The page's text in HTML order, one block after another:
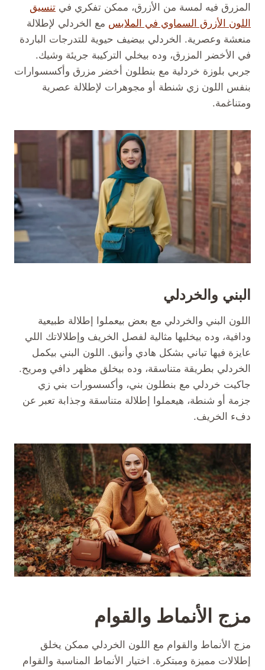
المزرق فيه لمسة من الأزرق، ممكن تفكري في تنسيق
اللون الأزرق السماوي في الملابس مع الخردلي لإطلالة
منعشة وعصرية. الخردلي بيضيف حيوية للتدرجات الباردة
في الأخضر المزرق، وده بيخلي التركيبة جريئة وشيك.
جربي بلوزة خردلية مع بنطلون أخضر مزرق وأكسسوارات
بنفس اللون زي شنطة أو مجوهرات لإطلالة عصرية
ومتناغمة.
البني والخردلي
اللون البني والخردلي مع بعض بيعملوا إطلالة طبيعية
ودافية، وده بيخليها مثالية لفصل الخريف وإطلالاتك اللي
عايزة فيها تباني بشكل هادي وأنيق. اللون البني بيكمل
الخردلي بطريقة متناسقة، وده بيخلق مظهر دافي ومريح.
جاكيت خردلي مع بنطلون بني، وأكسسورات بني زي
جزمة أو شنطة، هيعملوا إطلالة متناسقة وجذابة تعبر عن
دفء الخريف.
مزج الأنماط والقوام
مزج الأنماط والقوام مع اللون الخردلي ممكن يخلق
إطلالات مميزة ومبتكرة. اختيار الأنماط المناسبة والقوام